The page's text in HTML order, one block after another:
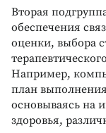
Вторая
обеспечения
оценки, выбора
Например,
план
основываясь на
здоровья,